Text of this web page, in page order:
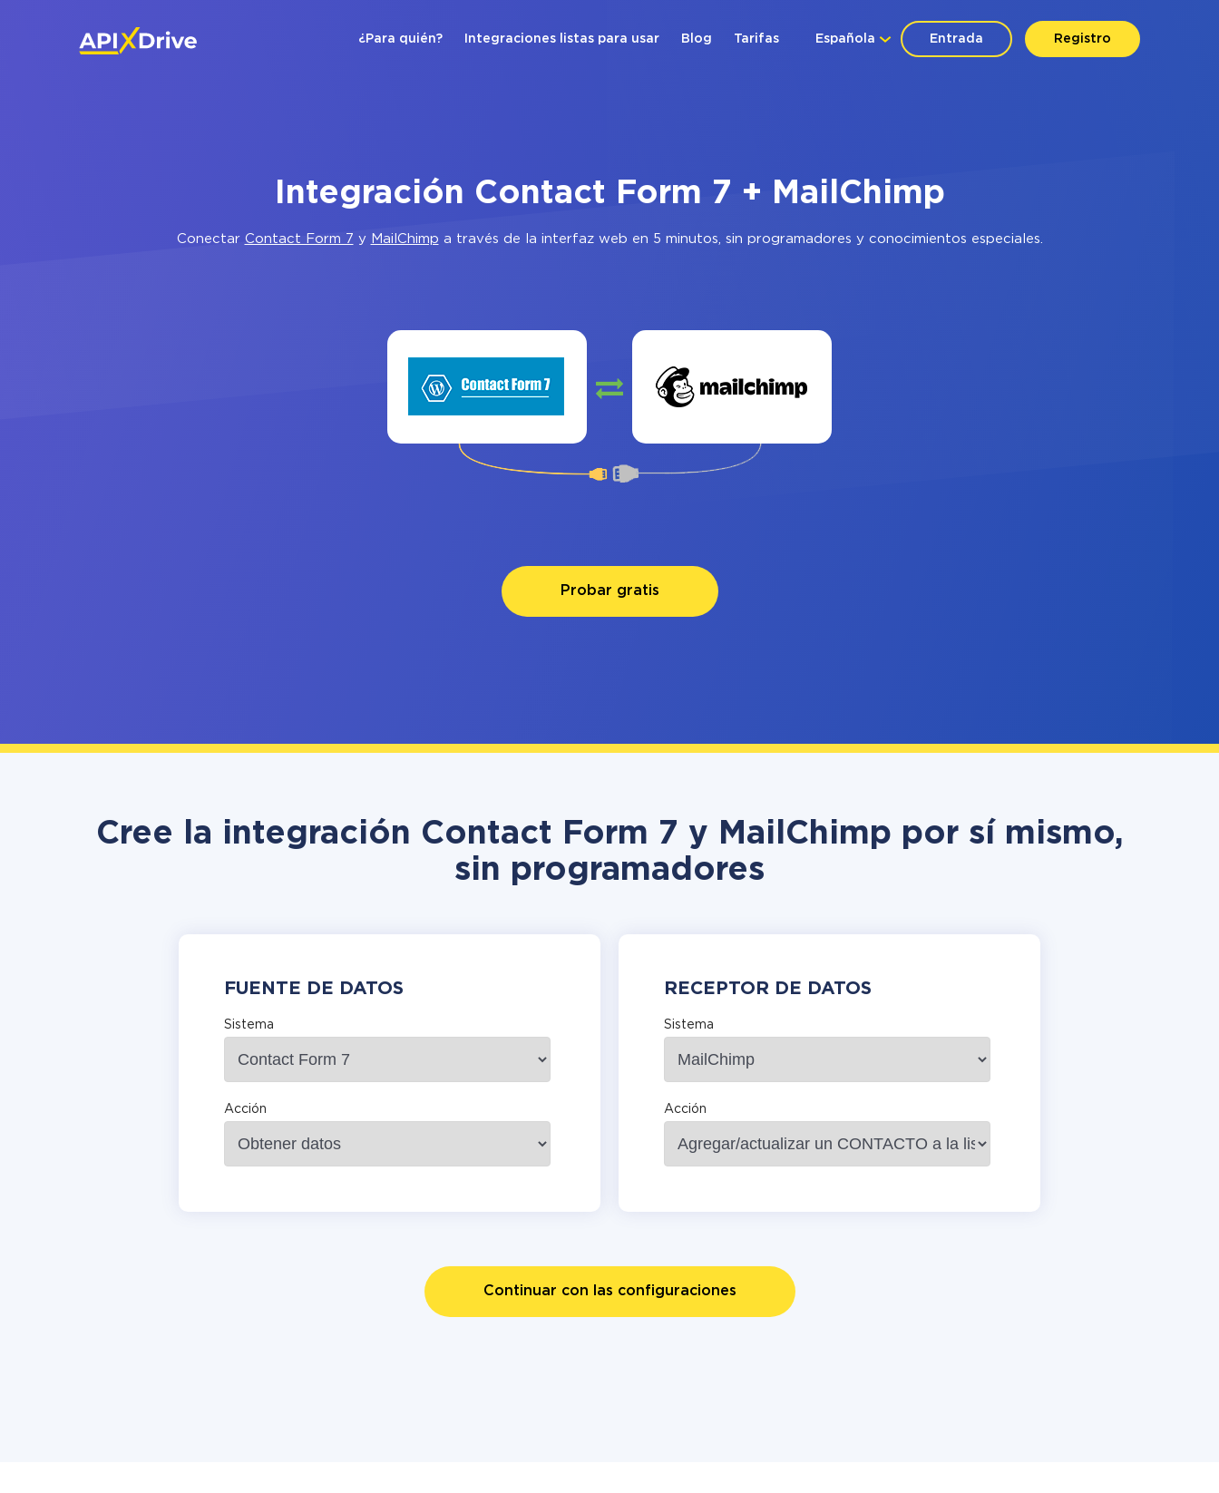
Entrada Registro
Española
¿Para quién? Integraciones listas para usar Blog Tarifas
Integración Contact Form 7 + MailChimp
Conectar Contact Form 7 y MailChimp a través de la interfaz web en 5 minutos, sin programadores y conocimientos especiales.
Probar gratis
Cree la integración Contact Form 7 y MailChimp por sí mismo,
sin programadores
FUENTE DE DATOS
Sistema
Acción
RECEPTOR DE DATOS
Sistema
Acción
Continuar con las configuraciones